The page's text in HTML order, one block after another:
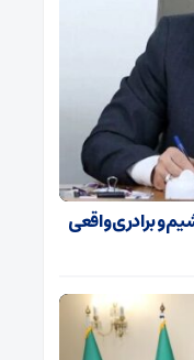
و برادری واقعی